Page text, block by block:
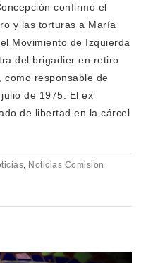
confirmó el
y las torturas a María
Movimiento de Izquierda
del brigadier en retiro
como responsable de
de 1975. El ex
de libertad en la cárcel
, Noticias Comision